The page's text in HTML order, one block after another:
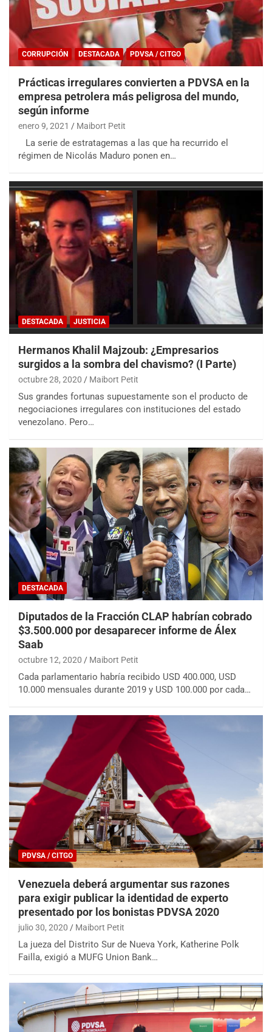
CORRUPCIÓN DESTACADA PDVSA / CITGO
Prácticas irregulares convierten a PDVSA en la
empresa petrolera más peligrosa del mundo,
según informe
enero 9, 2021 Maibort Petit
La serie de estratagemas a las que ha recurrido el
régimen de Nicolás Maduro ponen en…
DESTACADA JUSTICIA
Hermanos Khalil Majzoub: ¿Empresarios
surgidos a la sombra del chavismo? (I Parte)
octubre 28, 2020 Maibort Petit
Sus grandes fortunas supuestamente son el producto de
negociaciones irregulares con instituciones del estado
venezolano. Pero…
DESTACADA
Diputados de la Fracción CLAP habrían cobrado
$3.500.000 por desaparecer informe de Álex
Saab
octubre 12, 2020 Maibort Petit
Cada parlamentario habría recibido USD 400.000, USD
10.000 mensuales durante 2019 y USD 100.000 por cada…
PDVSA / CITGO
Venezuela deberá argumentar sus razones
para exigir publicar la identidad de experto
presentado por los bonistas PDVSA 2020
julio 30, 2020 Maibort Petit
La jueza del Distrito Sur de Nueva York, Katherine Polk
Failla, exigió a MUFG Union Bank…